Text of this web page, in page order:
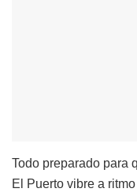
Todo preparado para
El Puerto vibre a